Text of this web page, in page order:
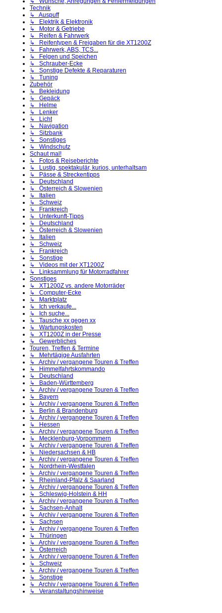
Technik
↳ Auspuff
↳ Elektrik & Elektronik
↳ Motor & Getriebe
↳ Reifen & Fahrwerk
↳ Reifentypen & Freigaben für die XT1200Z
↳ Fahrwerk, ABS, TCS...
↳ Felgen und Speichen
↳ Schrauber-Ecke
↳ Sonstige Defekte & Reparaturen
↳ Tuning
Zubehör
↳ Bekleidung
↳ Gepäck
↳ Helme
↳ Lenker
↳ Licht
↳ Navigation
↳ Sitzbank
↳ Sonstiges
↳ Windschutz
Schaut mal!
↳ Fotos & Reiseberichte
↳ Lustig, spektakulär, kurios, unterhaltsam
↳ Pässe & Streckentipps
↳ Deutschland
↳ Österreich & Slowenien
↳ Italien
↳ Schweiz
↳ Frankreich
↳ Unterkunft-Tipps
↳ Deutschland
↳ Österreich & Slowenien
↳ Italien
↳ Schweiz
↳ Frankreich
↳ Sonstige
↳ Videos mit der XT1200Z
↳ Linksammlung für Motorradfahrer
Sonstiges
↳ XT1200Z vs. andere Motorräder
↳ Computer-Ecke
↳ Marktplatz
↳ Ich verkaufe...
↳ Ich suche...
↳ Tausche xx gegen xx
↳ Wartungskosten
↳ XT1200Z in der Presse
↳ Gewerbliches
Touren, Treffen & Termine
↳ Mehrtägige Ausfahrten
↳ Archiv / vergangene Touren & Treffen
↳ Himmelfahrtskommando
↳ Deutschland
↳ Baden-Württemberg
↳ Archiv / vergangene Touren & Treffen
↳ Bayern
↳ Archiv / vergangene Touren & Treffen
↳ Berlin & Brandenburg
↳ Archiv / vergangene Touren & Treffen
↳ Hessen
↳ Archiv / vergangene Touren & Treffen
↳ Mecklenburg-Vorpommern
↳ Archiv / vergangene Touren & Treffen
↳ Niedersachsen & HB
↳ Archiv / vergangene Touren & Treffen
↳ Nordrhein-Westfalen
↳ Archiv / vergangene Touren & Treffen
↳ Rheinland-Pfalz & Saarland
↳ Archiv / vergangene Touren & Treffen
↳ Schleswig-Holstein & HH
↳ Archiv / vergangene Touren & Treffen
↳ Sachsen-Anhalt
↳ Archiv / vergangene Touren & Treffen
↳ Sachsen
↳ Archiv / vergangene Touren & Treffen
↳ Thüringen
↳ Archiv / vergangene Touren & Treffen
↳ Österreich
↳ Archiv / vergangene Touren & Treffen
↳ Schweiz
↳ Archiv / vergangene Touren & Treffen
↳ Sonstige
↳ Archiv / vergangene Touren & Treffen
↳ Veranstaltungshinweise